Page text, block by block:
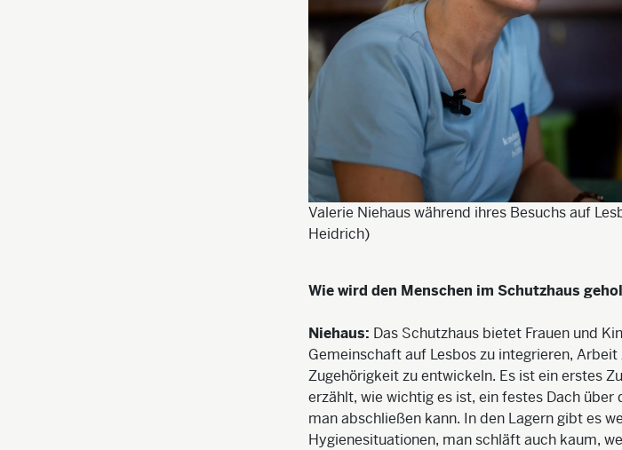
Valerie Niehaus während ihres Besuchs auf
Heidrich)
Wie wird den Menschen im Schutzhaus
Niehaus: Das Schutzhaus bietet Frauen und
Gemeinschaft auf Lesbos zu integrieren,
Zugehörigkeit zu entwickeln. Es ist ein erstes
erzählt, wie wichtig es ist, ein festes Dach
man abschließen kann. In den Lagern gibt es
Hygienesituationen, man schläft auch kaum,